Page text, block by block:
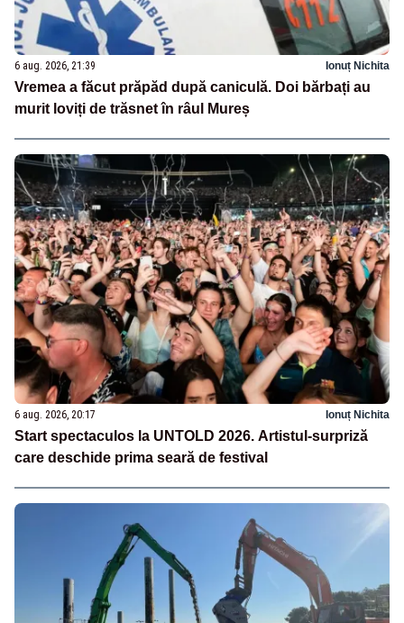
6 aug. 2026, 21:39 Ionuț Nichita
Vremea a făcut prăpăd după caniculă. Doi bărbați au
murit loviți de trăsnet în râul Mureș
6 aug. 2026, 20:17 Ionuț Nichita
Start spectaculos la UNTOLD 2026. Artistul-surpriză
care deschide prima seară de festival